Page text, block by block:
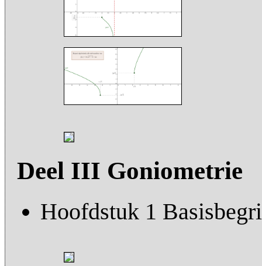
Deel III Goniometrie
Hoofdstuk 1